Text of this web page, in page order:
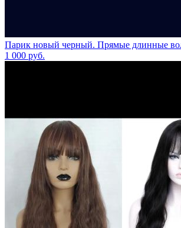
Парик новый черный. Прямые длинные
1 000 руб.